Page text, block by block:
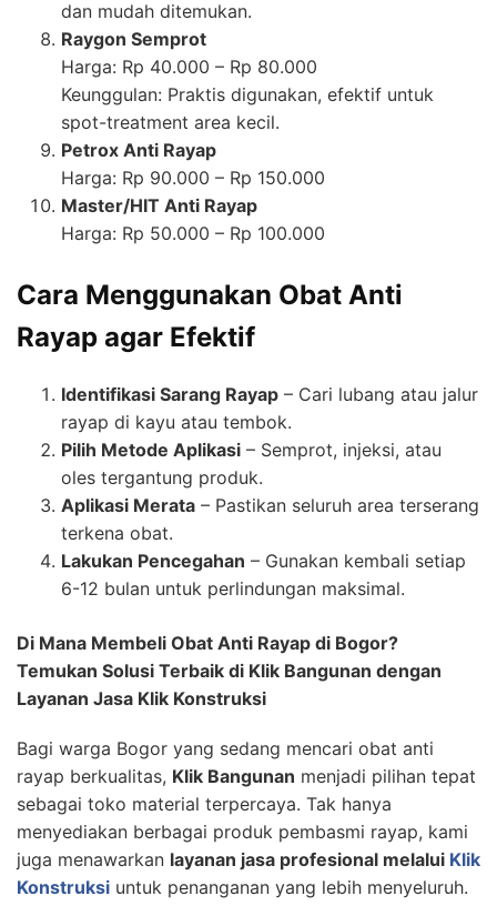
dan mudah ditemukan.
Raygon Semprot
Harga: Rp 40.000 – Rp 80.000
Keunggulan: Praktis digunakan, efektif untuk
spot-treatment area kecil.
Petrox Anti Rayap
Harga: Rp 90.000 – Rp 150.000
Master/HIT Anti Rayap
Harga: Rp 50.000 – Rp 100.000
Cara Menggunakan Obat Anti
Rayap agar Efektif
Identifikasi Sarang Rayap – Cari lubang atau jalur
rayap di kayu atau tembok.
Pilih Metode Aplikasi – Semprot, injeksi, atau
oles tergantung produk.
Aplikasi Merata – Pastikan seluruh area terserang
terkena obat.
Lakukan Pencegahan – Gunakan kembali setiap
6-12 bulan untuk perlindungan maksimal.
Di Mana Membeli Obat Anti Rayap di Bogor?
Temukan Solusi Terbaik di Klik Bangunan dengan
Layanan Jasa Klik Konstruksi
Bagi warga Bogor yang sedang mencari obat anti
rayap berkualitas, Klik Bangunan menjadi pilihan tepat
sebagai toko material terpercaya. Tak hanya
menyediakan berbagai produk pembasmi rayap, kami
juga menawarkan layanan jasa profesional melalui Klik
Konstruksi untuk penanganan yang lebih menyeluruh.